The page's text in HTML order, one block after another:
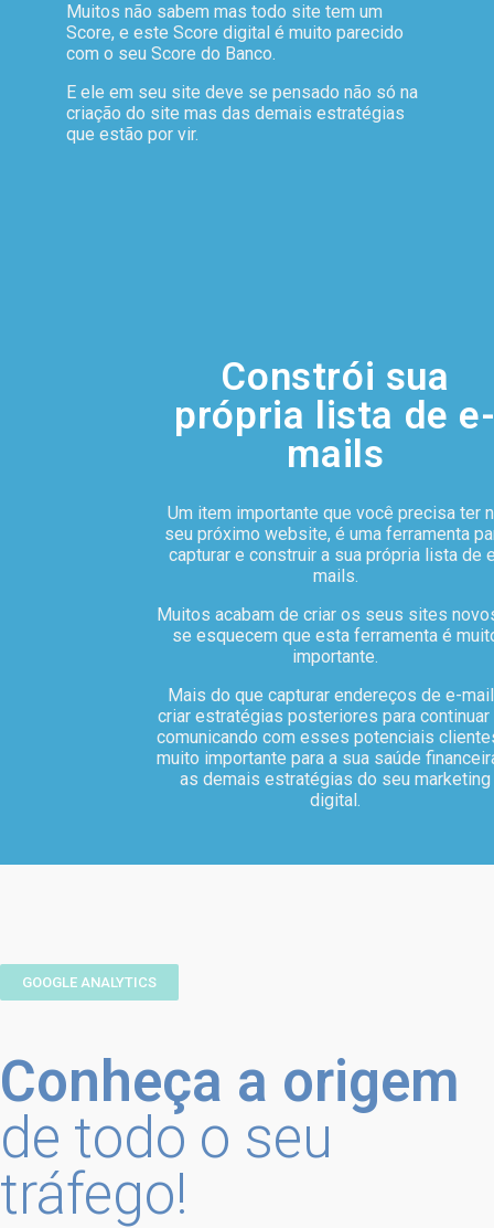
Muitos não sabem mas todo site tem um
Score, e este Score digital é muito parecido
com o seu Score do Banco.
E ele em seu site deve se pensado não só na
criação do site mas das demais estratégias
que estão por vir.
Constrói sua
própria lista de
mails
Um item importante que você precisa ter
seu próximo website, é uma ferramenta
capturar e construir a sua própria lista de
mails.
Muitos acabam de criar os seus sites
se esquecem que esta ferramenta é
importante.
Mais do que capturar endereços de e-
criar estratégias posteriores para continuar
comunicando com esses potenciais
muito importante para a sua saúde
as demais estratégias do seu marketing
digital.
GOOGLE ANALYTICS
Conheça a origem
de todo o seu
tráfego!